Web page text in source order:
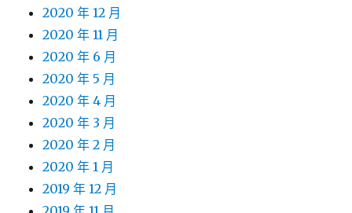
2020 年 12 月
2020 年 11 月
2020 年 6 月
2020 年 5 月
2020 年 4 月
2020 年 3 月
2020 年 2 月
2020 年 1 月
2019 年 12 月